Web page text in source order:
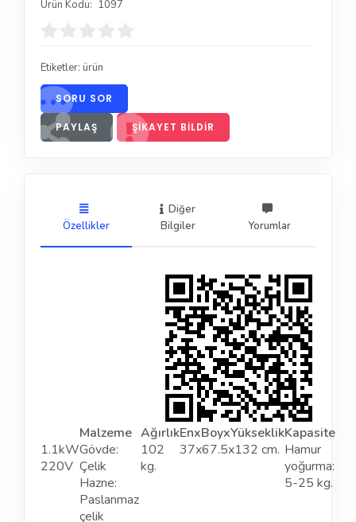
Ürün Kodu: 1097
Etiketler: ürün
SORU SOR
PAYLAŞ ŞIKAYET BILDIR
Özellikler
Diğer
Bilgiler
Yorumlar
Malzeme AğırlıkEnxBoyxYükseklikKapasite
1.1kW
220V
Gövde:
Çelik
Hazne:
Paslanmaz
çelik
102
kg.
37x67.5x132 cm. Hamur
yoğurma:
5-25 kg.